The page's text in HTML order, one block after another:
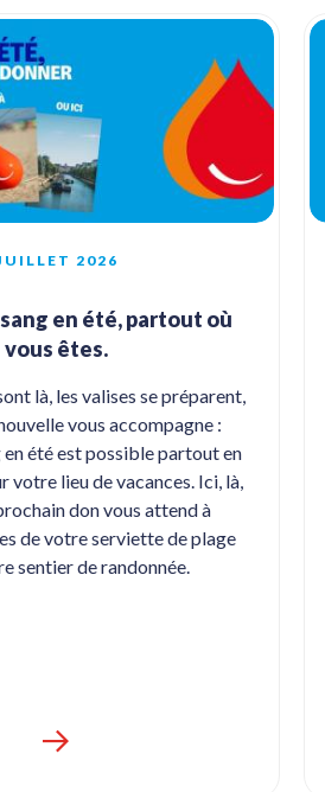
2026
en été, partout où
vous êtes.
là, les valises se préparent,
vous accompagne :
en été est possible partout en
votre lieu de vacances. Ici, là,
don vous attend à
de votre serviette de plage
sentier de randonnée.